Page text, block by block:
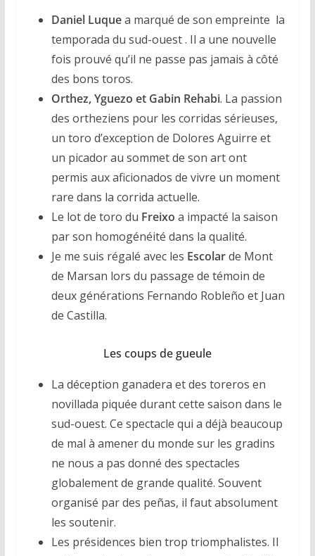
Daniel Luquea marqué de son empreinte la
temporada du sud-ouest . Il a une nouvelle
fois prouvé qu’il ne passe pas jamais à côté
des bons toros.
Orthez, Yguezo et Gabin Rehabi. La passion
des ortheziens pour les corridas sérieuses,
un toro d’exception de Dolores Aguirre et
un picador au sommet de son art ont
permis aux aficionados de vivre un moment
rare dans la corrida actuelle.
Le lot de toro du Freixo a impacté la saison
par son homogénéité dans la qualité.
Je me suis régalé avec les Escolarde Mont
de Marsan lors du passage de témoin de
deux générations Fernando Robleño et Juan
de Castilla.
Les coups de gueule
La déception ganadera et des toreros en
novillada piquée durant cette saison dans le
sud-ouest. Ce spectacle qui a déjà beaucoup
de mal à amener du monde sur les gradins
ne nous a pas donné des spectacles
globalement de grande qualité. Souvent
organisé par des peñas, il faut absolument
les soutenir.
Les présidences bien trop triomphalistes. Il